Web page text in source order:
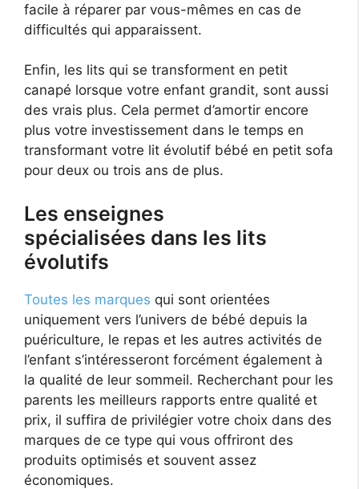
facile à réparer par vous-mêmes en cas de
difficultés qui apparaissent.
Enfin, les lits qui se transforment en petit
canapé lorsque votre enfant grandit, sont aussi
des vrais plus. Cela permet d’amortir encore
plus votre investissement dans le temps en
transformant votre lit évolutif bébé en petit sofa
pour deux ou trois ans de plus.
Les enseignes
spécialisées dans les lits
évolutifs
Toutes les marques qui sont orientées
uniquement vers l’univers de bébé depuis la
puériculture, le repas et les autres activités de
l’enfant s’intéresseront forcément également à
la qualité de leur sommeil. Recherchant pour les
parents les meilleurs rapports entre qualité et
prix, il suffira de privilégier votre choix dans des
marques de ce type qui vous offriront des
produits optimisés et souvent assez
économiques.